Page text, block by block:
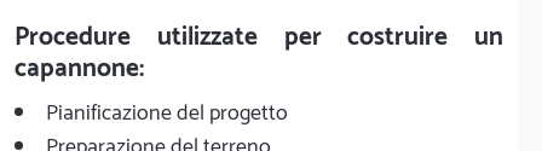
Procedure utilizzate per costruire un
capannone:
Pianificazione del progetto